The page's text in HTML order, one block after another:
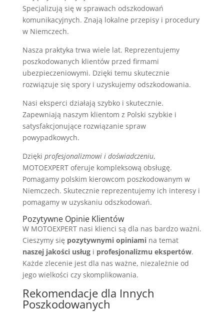
Specjalizują się w sprawach odszkodowań
komunikacyjnych. Znają lokalne przepisy i procedury
w Niemczech.
Nasza praktyka trwa wiele lat. Reprezentujemy
poszkodowanych klientów przed firmami
ubezpieczeniowymi. Dzięki temu skutecznie
rozwiązuje się spory i uzyskujemy odszkodowania.
Nasi eksperci działają szybko i skutecznie.
Zapewniają naszym klientom z Polski szybkie i
satysfakcjonujące rozwiązanie spraw
powypadkowych.
Dzięki profesjonalizmowi i doświadczeniu,
MOTOEXPERT oferuje kompleksową obsługę.
Pomagamy polskim kierowcom poszkodowanym w
Niemczech. Skutecznie reprezentujemy ich interesy i
pomagamy w uzyskaniu odszkodowań.
Pozytywne Opinie Klientów
W MOTOEXPERT nasi klienci są dla nas bardzo ważni.
Cieszymy się pozytywnymi opiniamina temat
naszej jakości usługi profesjonalizmu ekspertów.
Każde zlecenie jest dla nas ważne, niezależnie od
jego wielkości czy skomplikowania.
Rekomendacje dla Innych
Poszkodowanych